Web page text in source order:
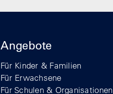
Angebote
Für Kinder & Familien
Für Erwachsene
Für Schulen & Organisationen